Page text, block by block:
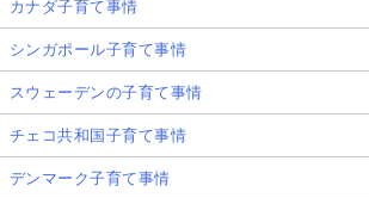
カナダ子育て事情
シンガポール子育て事情
スウェーデンの子育て事情
チェコ共和国子育て事情
デンマーク子育て事情